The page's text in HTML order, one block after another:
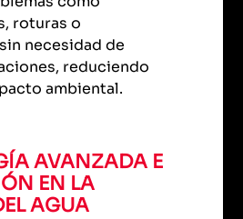
roturas o
necesidad de
reduciendo
ambiental.
AVANZADA E
EN LA
AGUA